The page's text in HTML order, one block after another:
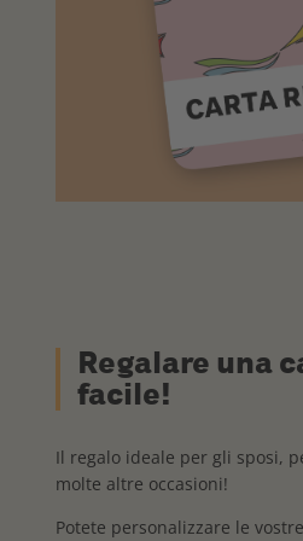
Regalare una
facile!
Il regalo ideale per gli sposi,
molte altre occasioni!
Potete personalizzare le